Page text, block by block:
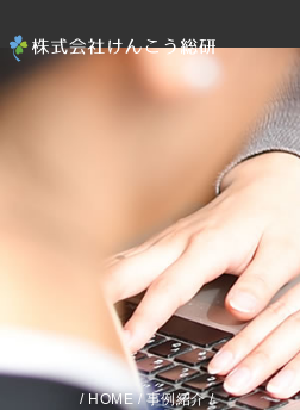
/ HOME/事例紹介/